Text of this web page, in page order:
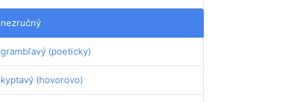
nezručný
grambľavý (poeticky)
kyptavý (hovorovo)